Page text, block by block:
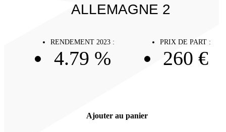
ALLEMAGNE 2
RENDEMENT 2023 :
4.79 %
PRIX DE PART :
260 €
Ajouter au panier